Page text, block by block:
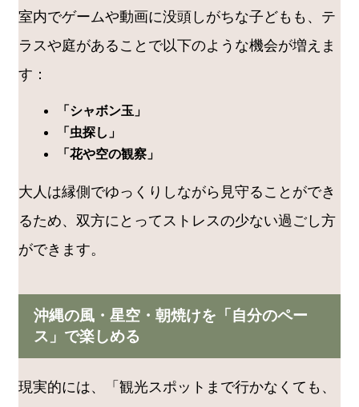
室内でゲームや動画に没頭しがちな子どもも、テ
ラスや庭があることで以下のような機会が増えま
す：
「シャボン玉」
「虫探し」
「花や空の観察」
大人は縁側でゆっくりしながら見守ることができ
るため、双方にとってストレスの少ない過ごし方
ができます。
沖縄の風・星空・朝焼けを「自分のペー
ス」で楽しめる
現実的には、「観光スポットまで行かなくても、